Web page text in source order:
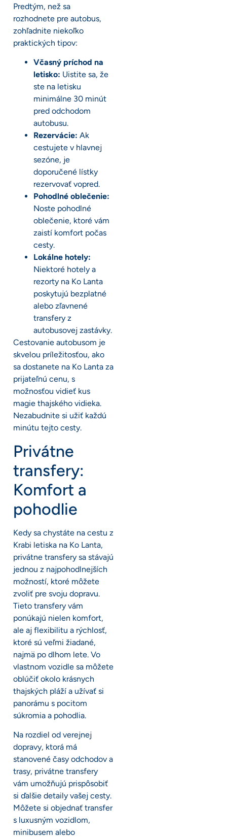
Predtým, než sa
rozhodnete pre autobus,
zohľadnite niekoľko
praktických tipov:
Včasný príchod na
letisko: Uistite sa, že
ste na letisku
minimálne 30 minút
pred odchodom
autobusu.
Rezervácie: Ak
cestujete v hlavnej
sezóne, je
doporučené lístky
rezervovať vopred.
Pohodlné oblečenie:
Noste pohodlné
oblečenie, ktoré vám
zaistí komfort počas
cesty.
Lokálne hotely:
Niektoré hotely a
rezorty na Ko Lanta
poskytujú bezplatné
alebo zľavnené
transfery z
autobusovej zastávky.
Cestovanie autobusom je
skvelou príležitosťou, ako
sa dostanete na Ko Lanta za
prijateľnú cenu, s
možnosťou vidieť kus
magie thajského vidieka.
Nezabudnite si užiť každú
minútu tejto cesty.
Privátne
transfery:
Komfort a
pohodlie
Kedy sa chystáte na cestu z
Krabi letiska na Ko Lanta,
privátne transfery sa stávajú
jednou z najpohodlnejších
možností, ktoré môžete
zvoliť pre svoju dopravu.
Tieto transfery vám
ponúkajú nielen komfort,
ale aj flexibilitu a rýchlosť,
ktoré sú veľmi žiadané,
najmä po dlhom lete. Vo
vlastnom vozidle sa môžete
oblúčiť okolo krásnych
thajských pláží a užívať si
panorámu s pocitom
súkromia a pohodlia.
Na rozdiel od verejnej
dopravy, ktorá má
stanovené časy odchodov a
trasy, privátne transfery
vám umožňujú prispôsobiť
si ďalšie detaily vašej cesty.
Môžete si objednať transfer
s luxusným vozidlom,
minibusem alebo